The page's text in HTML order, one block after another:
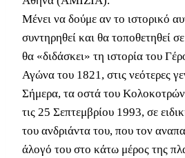
Μένει να δούμε αν το ιστορικό
συντηρηθεί και θα τοποθετηθεί
θα «διδάσκει» τη ιστορία του
Αγώνα του 1821, στις νεότερες
Σήμερα, τα οστά του
τις 25 Σεπτεμβρίου 1993, σε
του ανδριάντα του, που τον
άλογό του στο κάτω μέρος της